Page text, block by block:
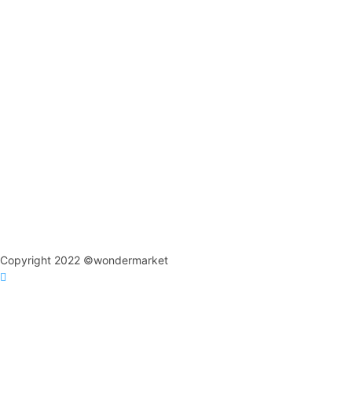
Copyright 2022 ©wondermarket